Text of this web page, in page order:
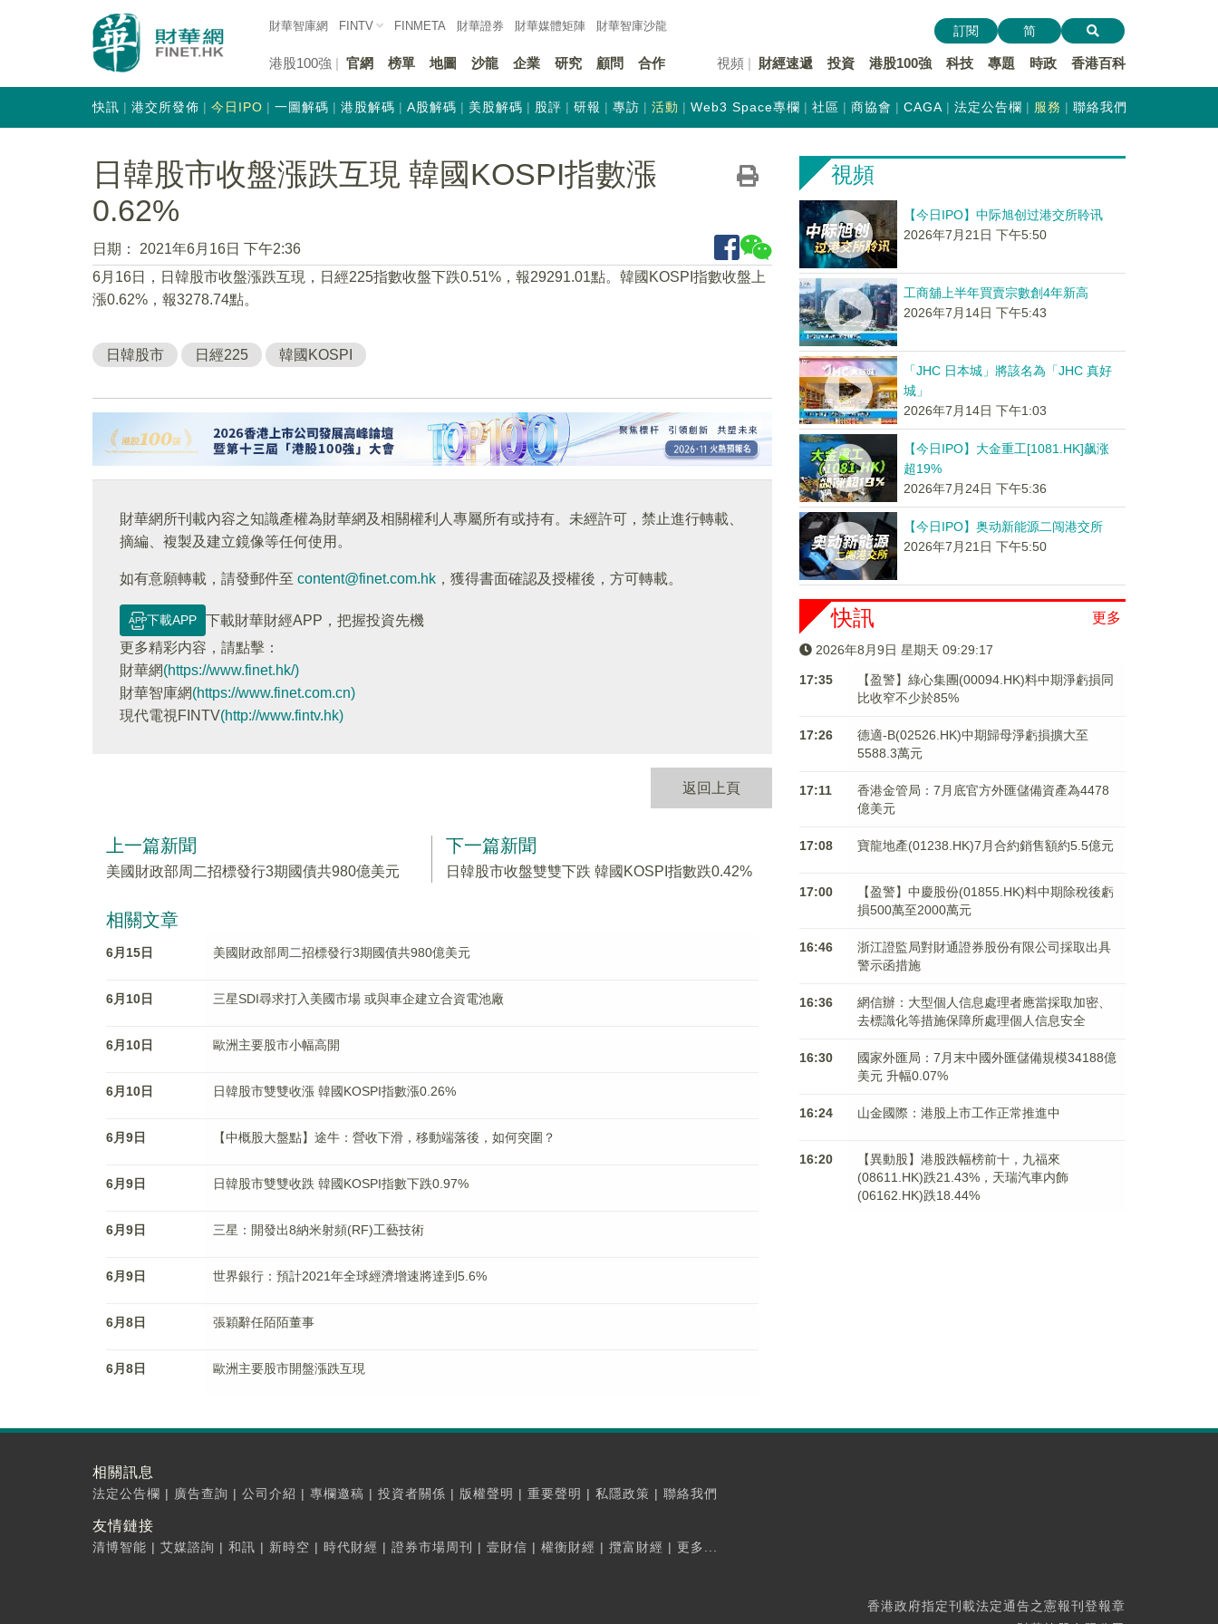
財華智庫網 FINTV FINMETA 財華證券 財華媒體矩陣 財華智庫沙龍
港股100強 官網 榜單 地圖 沙龍 企業 研究 顧問 合作 視頻 財經速遞 投資 港股100強 科技 專題 時政 香港百科
訂閱 简
快訊 港交所發佈 今日IPO 一圖解碼 港股解碼 A股解碼 美股解碼 股評 研報 專訪 活動 Web3 Space專欄 社區 商協會 CAGA 法定公告欄 服務 聯絡我們
日韓股市收盤漲跌互現 韓國KOSPI指數漲
0.62%
日期：
2021年6月16日 下午2:36
6月16日，日韓股市收盤漲跌互現，日經225指數收盤下跌0.51%，報29291.01點。韓國KOSPI指數收盤上
漲0.62%，報3278.74點。
日韓股市 日經225 韓國KOSPI
財華網所刊載內容之知識產權為財華網及相關權利人專屬所有或持有。未經許可，禁止進行轉載、
摘編、複製及建立鏡像等任何使用。
如有意願轉載，請發郵件至 content@finet.com.hk ，獲得書面確認及授權後，方可轉載。
下載APP
下載財華財經APP，把握投資先機
更多精彩内容，請點擊：
財華網(https://www.finet.hk/)
財華智庫網(https://www.finet.com.cn)
現代電視FINTV(http://www.fintv.hk)
返回上頁
上一篇新聞
美國財政部周二招標發行3期國債共980億美元
下一篇新聞
日韓股市收盤雙雙下跌 韓國KOSPI指數跌0.42%
相關文章
6月15日 美國財政部周二招標發行3期國債共980億美元
6月10日 三星SDI尋求打入美國市場 或與車企建立合資電池廠
6月10日 歐洲主要股市小幅高開
6月10日 日韓股市雙雙收漲 韓國KOSPI指數漲0.26%
6月9日 【中概股大盤點】途牛：營收下滑，移動端落後，如何突圍？
6月9日 日韓股市雙雙收跌 韓國KOSPI指數下跌0.97%
6月9日 三星：開發出8納米射頻(RF)工藝技術
6月9日 世界銀行：預計2021年全球經濟增速將達到5.6%
6月8日 張穎辭任陌陌董事
6月8日 歐洲主要股市開盤漲跌互現
視頻
【今日IPO】中际旭创过港交所聆讯
2026年7月21日 下午5:50
工商舖上半年買賣宗數創4年新高
2026年7月14日 下午5:43
「JHC 日本城」將該名為「JHC 真好
城」
2026年7月14日 下午1:03
【今日IPO】大金重工[1081.HK]飙涨
超19%
2026年7月24日 下午5:36
【今日IPO】奥动新能源二闯港交所
2026年7月21日 下午5:50
更多
快訊
2026年8月9日 星期天 09:29:17
17:35
【盈警】綠心集團(00094.HK)料中期淨虧損同
比收窄不少於85%
17:26
德適-B(02526.HK)中期歸母淨虧損擴大至
5588.3萬元
17:11
香港金管局：7月底官方外匯儲備資產為4478
億美元
17:08 寶龍地產(01238.HK)7月合約銷售額約5.5億元
17:00
【盈警】中慶股份(01855.HK)料中期除稅後虧
損500萬至2000萬元
16:46
浙江證監局對財通證券股份有限公司採取出具
警示函措施
16:36
網信辦：大型個人信息處理者應當採取加密、
去標識化等措施保障所處理個人信息安全
16:30
國家外匯局：7月末中國外匯儲備規模34188億
美元 升幅0.07%
16:24 山金國際：港股上市工作正常推進中
16:20
【異動股】港股跌幅榜前十，九福來
(08611.HK)跌21.43%，天瑞汽車内飾
(06162.HK)跌18.44%
相關訊息
法定公告欄 | 廣告查詢 | 公司介紹 | 專欄邀稿 | 投資者關係 | 版權聲明 | 重要聲明 | 私隱政策 | 聯絡我們
友情鏈接
清博智能 | 艾媒諮詢 | 和訊 | 新時空 | 時代財經 | 證券市場周刊 | 壹財信 | 權衡財經 | 攬富財經 | 更多...
香港政府指定刊載法定通告之憲報刊登報章